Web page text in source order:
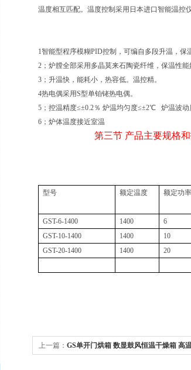
温度相互匹配。温度控制采用日本进口智能温控
1智能型程序模糊PID控制，可编自多段升温，保
2；炉膛全部采用多晶莫来石陶瓷纤维，保温性能
3；升温快，能耗小，热容低。温控精。
4热电偶采用S型单铂铑热电偶。
5；控温精度≤±0.2％ 炉温均匀度≤±2℃ 炉温波
6；炉体温度接近室温
第三节 产品主要规格
型号 额定温度 额定功率
GST-6-1400 1400 6
GST-10-1400
1400 10
GST-20-1400
1400 20
上一篇： GS单开门烘箱 数显鼓风恒温干燥箱 高